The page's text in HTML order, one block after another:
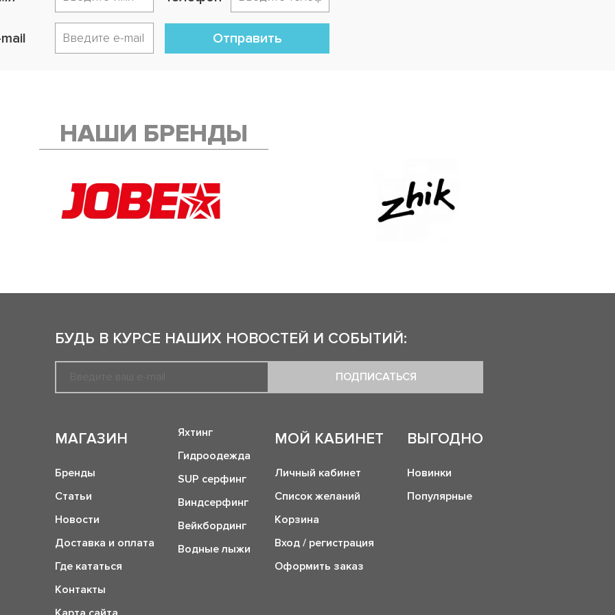
Отправить
НАШИ БРЕНДЫ
БУДЬ В КУРСЕ НАШИХ НОВОСТЕЙ И СОБЫТИЙ:
ПОДПИСАТЬСЯ
МАГАЗИН
Бренды
Статьи
Новости
Доставка и оплата
Где кататься
Контакты
Яхтинг
Гидроодежда
SUP серфинг
Виндсерфинг
Вейкбординг
Водные лыжи
МОЙ КАБИНЕТ
Личный кабинет
Список желаний
Корзина
Вход / регистрация
Оформить заказ
ВЫГОДНО
Новинки
Популярные